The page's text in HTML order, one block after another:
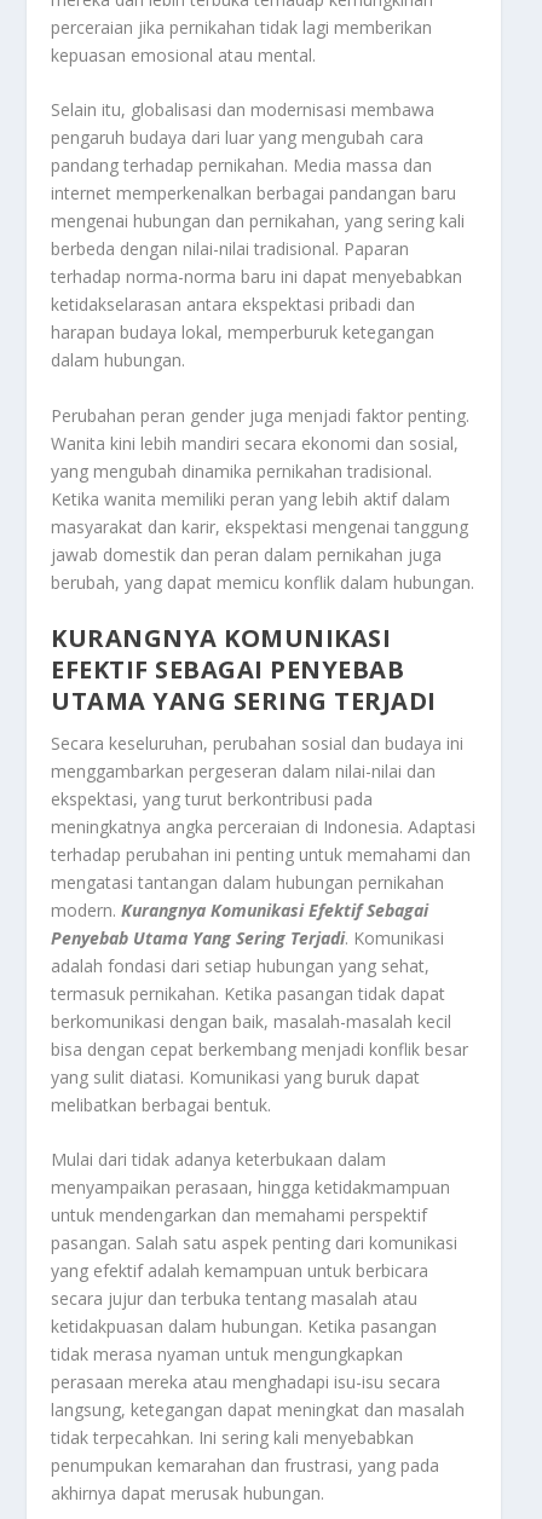
perceraian jika pernikahan tidak lagi memberikan
kepuasan emosional atau mental.
Selain itu, globalisasi dan modernisasi membawa
pengaruh budaya dari luar yang mengubah cara
pandang terhadap pernikahan. Media massa dan
internet memperkenalkan berbagai pandangan baru
mengenai hubungan dan pernikahan, yang sering kali
berbeda dengan nilai-nilai tradisional. Paparan
terhadap norma-norma baru ini dapat menyebabkan
ketidakselarasan antara ekspektasi pribadi dan
harapan budaya lokal, memperburuk ketegangan
dalam hubungan.
Perubahan peran gender juga menjadi faktor penting.
Wanita kini lebih mandiri secara ekonomi dan sosial,
yang mengubah dinamika pernikahan tradisional.
Ketika wanita memiliki peran yang lebih aktif dalam
masyarakat dan karir, ekspektasi mengenai tanggung
jawab domestik dan peran dalam pernikahan juga
berubah, yang dapat memicu konflik dalam hubungan.
KURANGNYA KOMUNIKASI
EFEKTIF SEBAGAI PENYEBAB
UTAMAYANG SERING TERJADI
Secara keseluruhan, perubahan sosial dan budaya ini
menggambarkan pergeseran dalam nilai-nilai dan
ekspektasi, yang turut berkontribusi pada
meningkatnya angka perceraian di Indonesia. Adaptasi
terhadap perubahan ini penting untuk memahami dan
mengatasi tantangan dalam hubungan pernikahan
modern.Kurangnya Komunikasi Efektif Sebagai
Penyebab Utama Yang Sering Terjadi. Komunikasi
adalah fondasi dari setiap hubungan yang sehat,
termasuk pernikahan. Ketika pasangan tidak dapat
berkomunikasi dengan baik, masalah-masalah kecil
bisa dengan cepat berkembang menjadi konflik besar
yang sulit diatasi. Komunikasi yang buruk dapat
melibatkan berbagai bentuk.
Mulai dari tidak adanya keterbukaan dalam
menyampaikan perasaan, hingga ketidakmampuan
untuk mendengarkan dan memahami perspektif
pasangan. Salah satu aspek penting dari komunikasi
yang efektif adalah kemampuan untuk berbicara
secara jujur dan terbuka tentang masalah atau
ketidakpuasan dalam hubungan. Ketika pasangan
tidak merasa nyaman untuk mengungkapkan
perasaan mereka atau menghadapi isu-isu secara
langsung, ketegangan dapat meningkat dan masalah
tidak terpecahkan. Ini sering kali menyebabkan
penumpukan kemarahan dan frustrasi, yang pada
akhirnya dapat merusak hubungan.